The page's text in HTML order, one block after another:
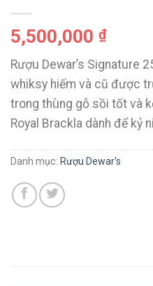
5,500,000 ₫
Rượu Dewar’s Signature
whiksy hiếm và cũ được
trong thùng gỗ sồi tốt và
Royal Brackla dành để kỷ
Danh mục: Rượu Dewar's